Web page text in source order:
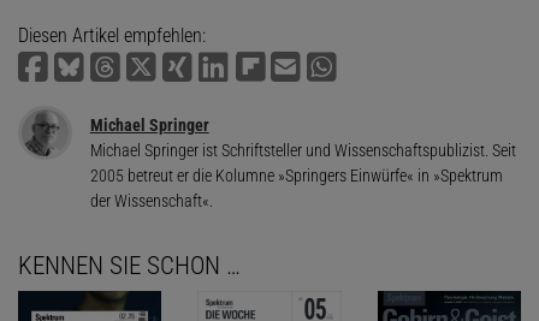
Diesen Artikel empfehlen:
Michael Springer
Michael Springer ist Schriftsteller und Wissenschafts­publizist. Seit
2005 betreut er die Kolumne »Springers Einwürfe« in »Spektrum
der Wissenschaft«.
KENNEN SIE SCHON …